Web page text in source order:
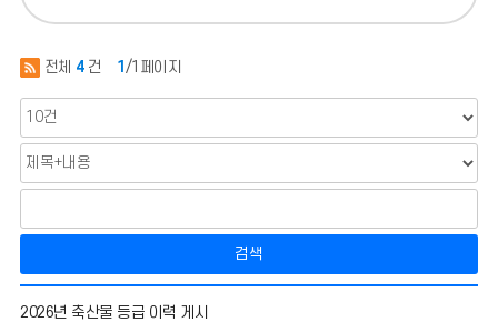
전체 4 건 1 /1페이지
검색
산
2026년 축산물 등급 이력 게시